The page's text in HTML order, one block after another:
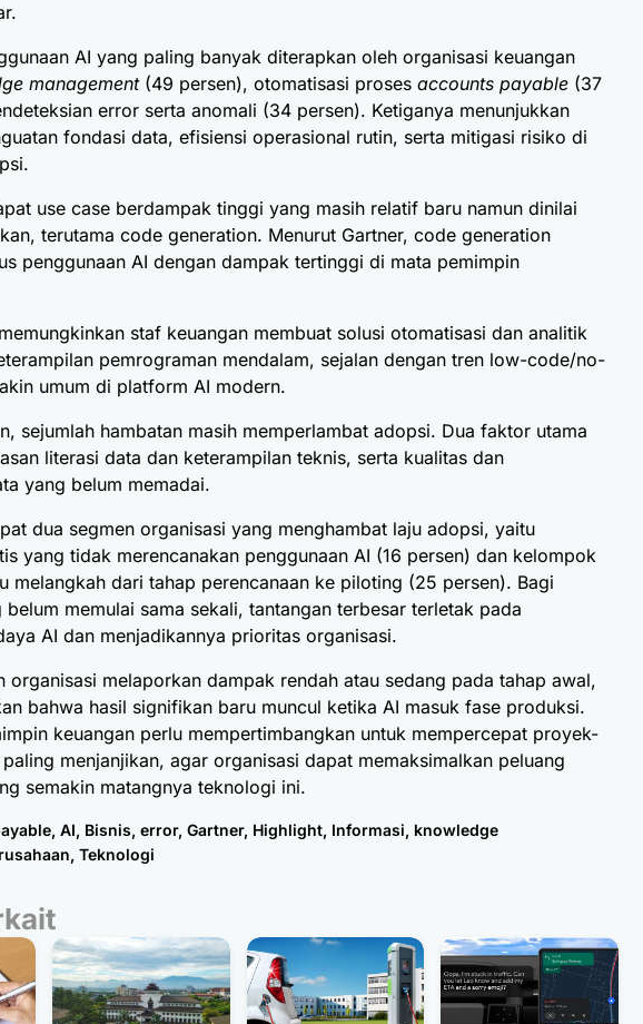
AI yang paling banyak diterapkan oleh organisasi keuangan
management(49 persen), otomatisasi proses accounts payable (37
error serta anomali (34 persen). Ketiganya menunjukkan
fondasi data, efisiensi operasional rutin, serta mitigasi risiko di
use case berdampak tinggi yang masih relatif baru namun dinilai
terutama code generation. Menurut Gartner, code generation
penggunaan AI dengan dampak tertinggi di mata pemimpin
staf keuangan membuat solusi otomatisasi dan analitik
pemrograman mendalam, sejalan dengan tren low-code/no-
umum di platform AI modern.
sejumlah hambatan masih memperlambat adopsi. Dua faktor utama
literasi data dan keterampilan teknis, serta kualitas dan
yang belum memadai.
dua segmen organisasi yang menghambat laju adopsi, yaitu
yang tidak merencanakan penggunaan AI (16 persen) dan kelompok
melangkah dari tahap perencanaan ke piloting (25 persen). Bagi
memulai sama sekali, tantangan terbesar terletak pada
AI dan menjadikannya prioritas organisasi.
organisasi melaporkan dampak rendah atau sedang pada tahap awal,
bahwa hasil signifikan baru muncul ketika AI masuk fase produksi.
keuangan perlu mempertimbangkan untuk mempercepat proyek-
menjanjikan, agar organisasi dapat memaksimalkan peluang
semakin matangnya teknologi ini.
, AI, Bisnis, error, Gartner, Highlight, Informasi, knowledge
, Teknologi